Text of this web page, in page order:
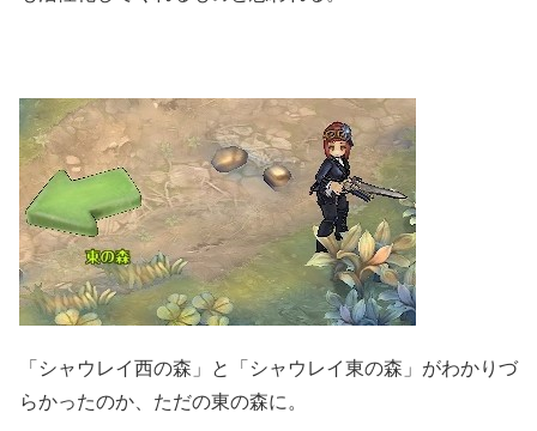
「シャウレイ西の森」と「シャウレイ東の森」がわかりづ
らかったのか、ただの東の森に。